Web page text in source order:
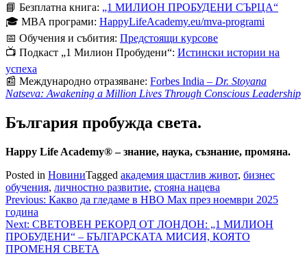
📘 Безплатна книга: „1 МИЛИОН ПРОБУДЕНИ СЪРЦА“
🎓 MBA програми: HappyLifeAcademy.eu/mva-programi
📅 Обучения и събития: Предстоящи курсове
📺 Подкаст „1 Милион Пробудени“: Истински истории на
успеха
📰 Международно отразяване: Forbes India – Dr. Stoyana
Natseva: Awakening a Million Lives Through Conscious Leadership
България пробужда света.
Happy Life Academy® – знание, наука, съзнание, промяна.
Posted in НовиниTagged академия щастлив живот, бизнес
обучения, личностно развитие, стояна нацева
Навигация
Previous: Какво да гледаме в HBO Max през ноември 2025
година
Next: СВЕТОВЕН РЕКОРД ОТ ЛОНДОН: „1 МИЛИОН
ПРОБУДЕНИ“ – БЪЛГАРСКАТА МИСИЯ, КОЯТО
ПРОМЕНЯ СВЕТА